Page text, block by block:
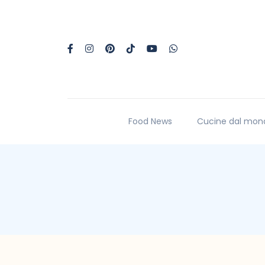
Food News Cucine dal